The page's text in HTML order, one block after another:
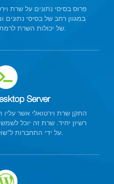
פרוס בסיסי נתונים על שרת
במגוון רחב של בסיסי
של יכולות השרת לרמת העומסים הנדרשת.
Server
התקן שרת וירטואלי אשר
רשיון יחיד. שרת זה יוכל
על ידי התחברות ל"שולחן עבודה" מרוחק.